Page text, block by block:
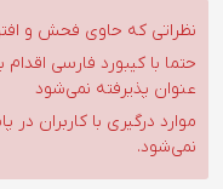
نظراتی که حاوی فحش و
حتما با کیبورد فارسی
عنوان پذیرفته نمی‌شود
موارد درگیری با کاربران در
نمی‌شود.